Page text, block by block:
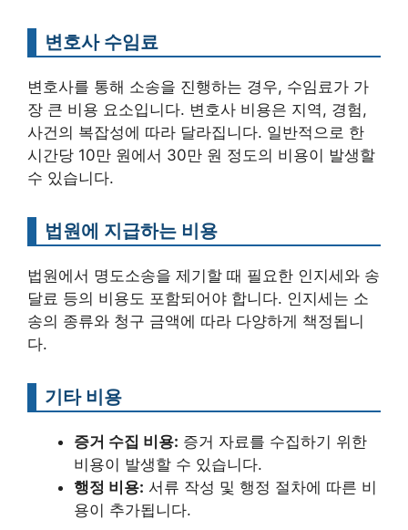
변호사 수임료
변호사를 통해 소송을 진행하는 경우, 수임료가 가
장 큰 비용 요소입니다. 변호사 비용은 지역, 경험,
사건의 복잡성에 따라 달라집니다. 일반적으로 한
시간당 10만 원에서 30만 원 정도의 비용이 발생할
수 있습니다.
법원에 지급하는 비용
법원에서 명도소송을 제기할 때 필요한 인지세와 송
달료 등의 비용도 포함되어야 합니다. 인지세는 소
송의 종류와 청구 금액에 따라 다양하게 책정됩니
다.
기타 비용
증거 수집 비용: 증거 자료를 수집하기 위한
비용이 발생할 수 있습니다.
행정 비용: 서류 작성 및 행정 절차에 따른 비
용이 추가됩니다.